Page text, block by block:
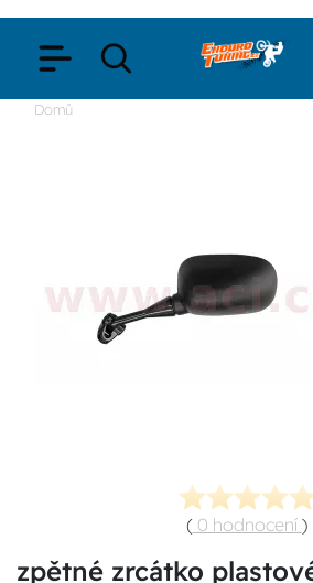
Domů
( 0 hodnocení )
zpětné zrcátko